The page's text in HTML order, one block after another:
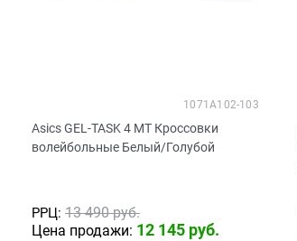
Asics GEL-TASK 4 MT Кроссовки
волейбольные Белый/Голубой
1071A102-103
РРЦ: 13 490 руб.
Цена продажи: 12 145 руб.